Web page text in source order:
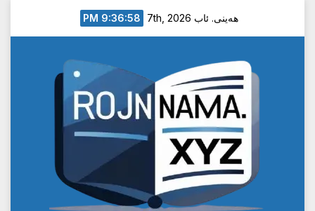
هەینی. ئاب 7th, 2026 9:36:58 PM